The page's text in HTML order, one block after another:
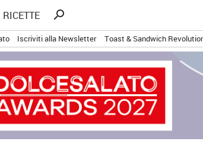
RICETTE
Ricerca
search
Iscriviti alla Newsletter Toast & Sandwich